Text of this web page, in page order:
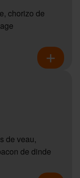
chorizo de
de veau,
de dinde